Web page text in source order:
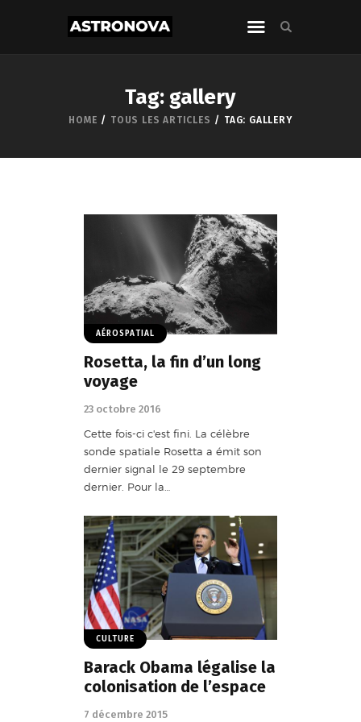
Tag: gallery
HOME TOUS LES ARTICLES TAG: GALLERY
AÉROSPATIAL
Rosetta, la fin d’un long
voyage
23 octobre 2016
Cette fois-ci c'est fini. La célèbre
sonde spatiale Rosetta a émit son
dernier signal le 29 septembre
dernier. Pour la…
CULTURE
Barack Obama légalise la
colonisation de l’espace
7 décembre 2015